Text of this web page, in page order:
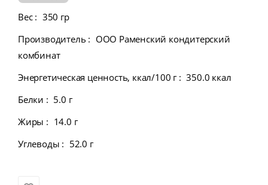
Вес : 350 гр
Производитель : ООО Раменский кондитерский
комбинат
Энергетическая ценность, ккал/100 г : 350.0 ккал
Белки : 5.0 г
Жиры : 14.0 г
Углеводы : 52.0 г